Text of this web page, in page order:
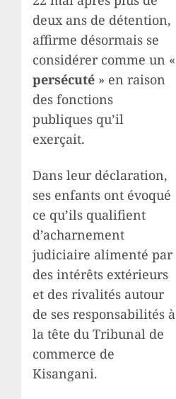
deux ans de détention,
affirme désormais se
considérer comme un «
persécuté » en raison
des fonctions
publiques qu’il
exerçait.
Dans leur déclaration,
ses enfants ont évoqué
ce qu’ils qualifient
d’acharnement
judiciaire alimenté par
des intérêts extérieurs
et des rivalités autour
de ses responsabilités à
la tête du Tribunal de
commerce de
Kisangani.